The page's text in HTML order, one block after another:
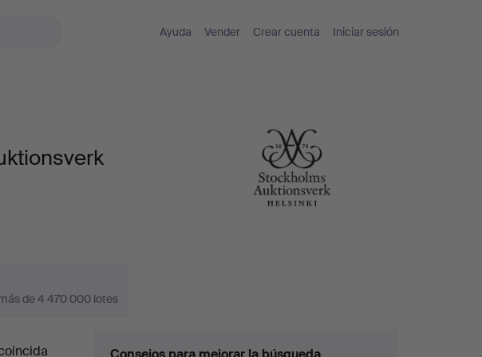
Ayuda Vender Crear cuenta Iniciar sesión
de 4 470 000 lotes